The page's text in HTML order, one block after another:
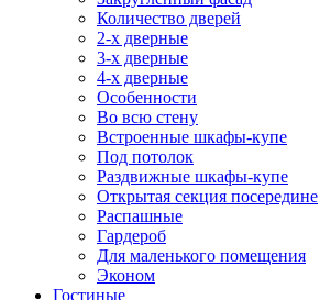
Количество дверей
2-х дверные
3-х дверные
4-х дверные
Особенности
Во всю стену
Встроенные шкафы-купе
Под потолок
Раздвижные шкафы-купе
Открытая секция посередине
Распашные
Гардероб
Для маленького помещения
Эконом
Гостиные